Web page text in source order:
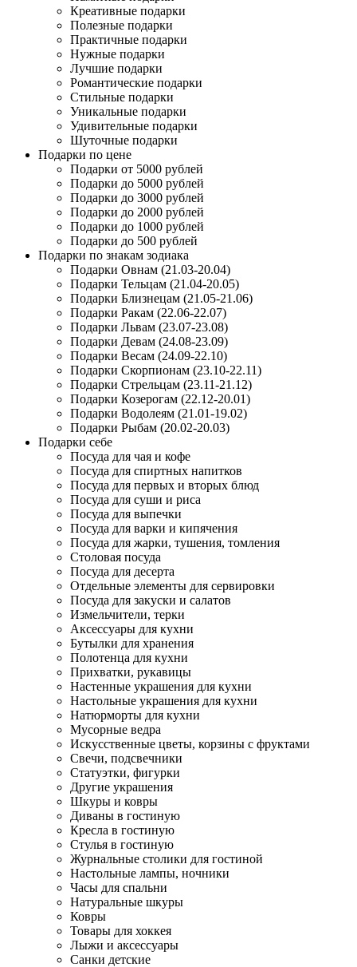
Креативные подарки
Полезные подарки
Практичные подарки
Нужные подарки
Лучшие подарки
Романтические подарки
Стильные подарки
Уникальные подарки
Удивительные подарки
Шуточные подарки
Подарки по цене
Подарки от 5000 рублей
Подарки до 5000 рублей
Подарки до 3000 рублей
Подарки до 2000 рублей
Подарки до 1000 рублей
Подарки до 500 рублей
Подарки по знакам зодиака
Подарки Овнам (21.03-20.04)
Подарки Тельцам (21.04-20.05)
Подарки Близнецам (21.05-21.06)
Подарки Ракам (22.06-22.07)
Подарки Львам (23.07-23.08)
Подарки Девам (24.08-23.09)
Подарки Весам (24.09-22.10)
Подарки Скорпионам (23.10-22.11)
Подарки Стрельцам (23.11-21.12)
Подарки Козерогам (22.12-20.01)
Подарки Водолеям (21.01-19.02)
Подарки Рыбам (20.02-20.03)
Подарки себе
Посуда для чая и кофе
Посуда для спиртных напитков
Посуда для первых и вторых блюд
Посуда для суши и риса
Посуда для выпечки
Посуда для варки и кипячения
Посуда для жарки, тушения, томления
Столовая посуда
Посуда для десерта
Отдельные элементы для сервировки
Посуда для закуски и салатов
Измельчители, терки
Аксессуары для кухни
Бутылки для хранения
Полотенца для кухни
Прихватки, рукавицы
Настенные украшения для кухни
Настольные украшения для кухни
Натюрморты для кухни
Мусорные ведра
Искусственные цветы, корзины с фруктами
Свечи, подсвечники
Статуэтки, фигурки
Другие украшения
Шкуры и ковры
Диваны в гостиную
Кресла в гостиную
Стулья в гостиную
Журнальные столики для гостиной
Настольные лампы, ночники
Часы для спальни
Натуральные шкуры
Ковры
Товары для хоккея
Лыжи и аксессуары
Санки детские